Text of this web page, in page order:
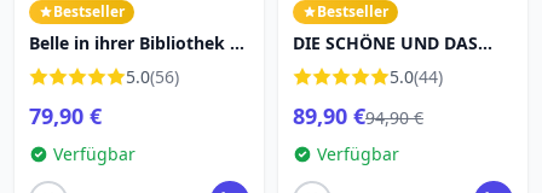
Bestseller
Belle in ihrer Bibliothek -
Disney Traditions
5.0(56)
79,90 €
Verfügbar
Bestseller
DIE SCHÖNE UND DAS
BIEST DISNEY TRADITIONS
JIM SHORE
5.0(44)
89,90 €94,90 €
Verfügbar